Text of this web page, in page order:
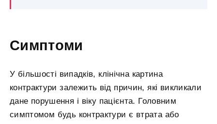
Симптоми
У більшості випадків, клінічна картина
контрактури залежить від причин, які викликали
дане порушення і віку пацієнта. Головним
симптомом будь контрактури є втрата або